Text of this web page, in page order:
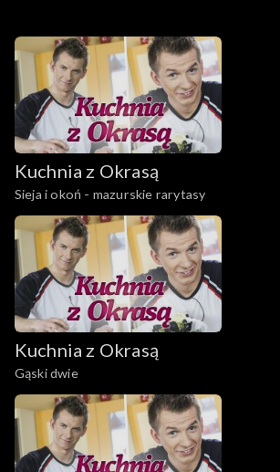
Kuchnia z Okrasą
Sieja i okoń - mazurskie rarytasy
Kuchnia z Okrasą
Gąski dwie